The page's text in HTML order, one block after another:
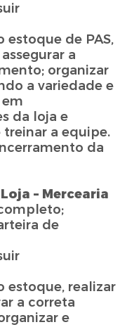
estoque de PAS,
a
organizar
a variedade e
da loja e
a equipe.
da
– Mercearia
de
estoque, realizar
a correta
e